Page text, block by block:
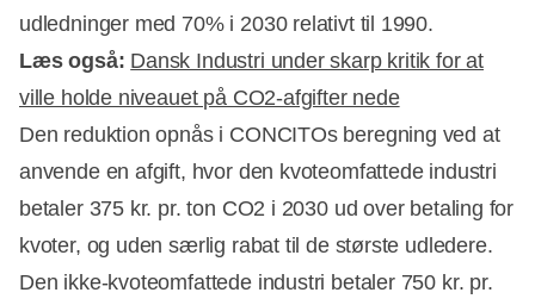
udledninger med 70% i 2030 relativt til 1990.
Læs også: Dansk Industri under skarp kritik for at
ville holde niveauet på CO2-afgifter nede
Den reduktion opnås i CONCITOs beregning ved at
anvende en afgift, hvor den kvoteomfattede industri
betaler 375 kr. pr. ton CO2 i 2030 ud over betaling for
kvoter, og uden særlig rabat til de største udledere.
Den ikke-kvoteomfattede industri betaler 750 kr. pr.